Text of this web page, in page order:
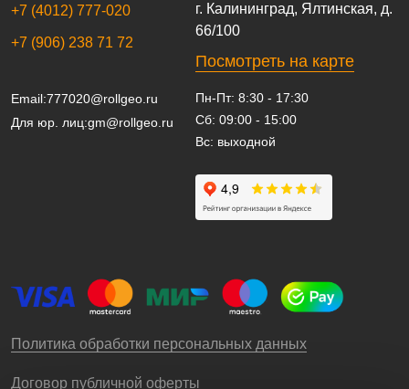
г. Калининград, Ялтинская, д.
66/100
Посмотреть на карте
+7 (4012) 777-020
+7 (906) 238 71 72
Email:777020@rollgeo.ru
Для юр. лиц:gm@rollgeo.ru
Пн-Пт: 8:30 - 17:30
Сб: 09:00 - 15:00
Вс: выходной
Политика обработки персональных данных
Договор публичной оферты